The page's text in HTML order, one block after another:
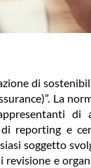
di
La
di
reporting e
soggetto
e